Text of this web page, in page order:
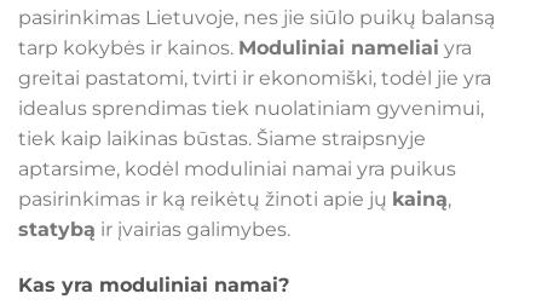
pasirinkimas Lietuvoje, nes jie siūlo puikų balansą
tarp kokybės ir kainos. Moduliniai nameliai yra
greitai pastatomi, tvirti ir ekonomiški, todėl jie yra
idealus sprendimas tiek nuolatiniam gyvenimui,
tiek kaip laikinas būstas. Šiame straipsnyje
aptarsime, kodėl moduliniai namai yra puikus
pasirinkimas ir ką reikėtų žinoti apie jų kainą,
statybą ir įvairias galimybes.
Kas yra moduliniai namai?